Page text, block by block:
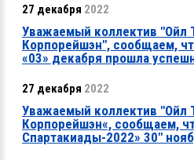
27 декабря 2022
Уважаемый коллектив "Ойл
Корпорейшэн", сообщаем,
«03» декабря прошла
27 декабря 2022
Уважаемый коллектив "Ойл
Корпорейшэн«, сообщаем,
Спартакиады-2022» 30"